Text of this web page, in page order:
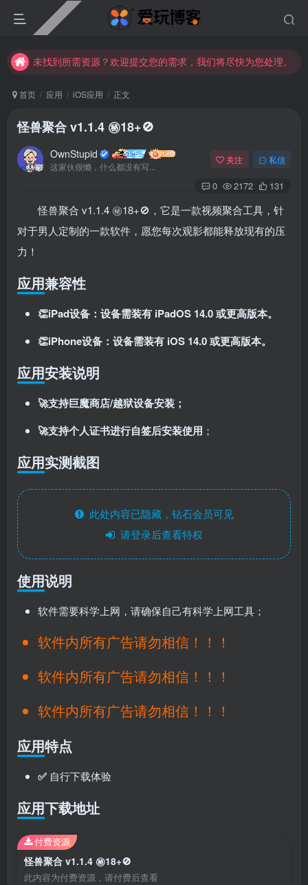
未找到所需资源？欢迎提交您的需求，我们将尽快为您处理。
苹果手机用户没有巨魔商店的点击此处获取保姆级安装教程
未找到所需资源？欢迎提交您的需求，我们将尽快为您处理。
首页 应用 iOS应用 正文
怪兽聚合 v1.1.4 ㊙️18+🚫
OwnStupid
这家伙很懒，什么都没有写...
关注 私信
0 2172 131
怪兽聚合 v1.1.4 ㊙️18+🚫，它是一款视频聚合工具，针
对于男人定制的一款软件，愿您每次观影都能释放现有的压
力！
应用兼容性
👏iPad设备：设备需装有 iPadOS 14.0 或更高版本。
👏iPhone设备：设备需装有 iOS 14.0 或更高版本。
应用安装说明
🚀支持巨魔商店/越狱设备安装；
🚀支持个人证书进行自签后安装使用 ；
应用实测截图
此处内容已隐藏，钻石会员可见
请登录后查看特权
使用说明
软件需要科学上网，请确保自己有科学上网工具；
软件内所有广告请勿相信！！！
软件内所有广告请勿相信！！！
软件内所有广告请勿相信！！！
应用特点
✅ 自行下载体验
应用下载地址
怪兽聚合 v1.1.4 ㊙️18+🚫
此内容为付费资源，请付费后查看
付费资源
登录
用户名或邮箱
登录密码
记住登录 找回密码
社交账号登录
使用社交账号登录即表示同意